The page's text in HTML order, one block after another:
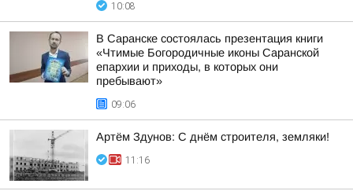
10:08
В Саранске состоялась презентация книги
«Чтимые Богородичные иконы Саранской
епархии и приходы, в которых они
пребывают»
09:06
Артём Здунов: С днём строителя, земляки!
11:16